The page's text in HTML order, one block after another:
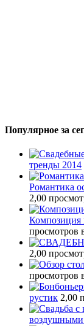
Популярное за
тренды 2014
Романтика
2,00
Композиция
просмотров
2,00
просмотров
рустик 2,00